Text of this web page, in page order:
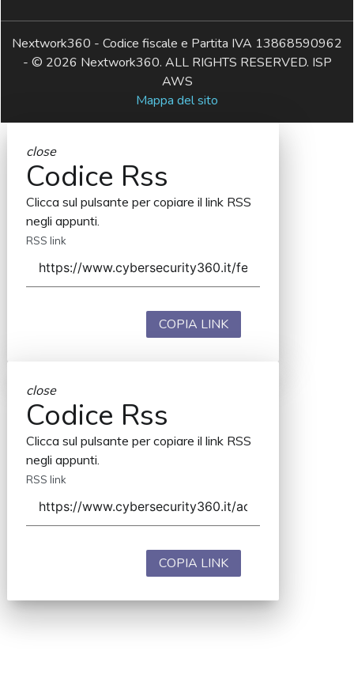
Nextwork360 - Codice fiscale e Partita IVA 13868590962
- © 2026 Nextwork360. ALL RIGHTS RESERVED. ISP
AWS
Mappa del sito
close
Codice Rss
Clicca sul pulsante per copiare il link RSS
negli appunti.
RSS link
COPIA LINK
close
Codice Rss
Clicca sul pulsante per copiare il link RSS
negli appunti.
RSS link
COPIA LINK